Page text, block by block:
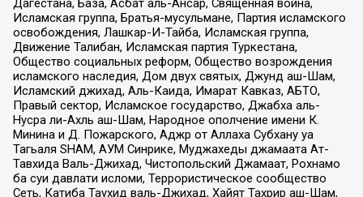
Дагестана, База, Асбат аль-Ансар, Священная война,
Исламская группа, Братья-мусульмане, Партия исламского
освобождения, Лашкар-И-Тайба, Исламская группа,
Движение Талибан, Исламская партия Туркестана,
Общество социальных реформ, Общество возрождения
исламского наследия, Дом двух святых, Джунд аш-Шам,
Исламский джихад, Аль-Каида, Имарат Кавказ, АБТО,
Правый сектор, Исламское государство, Джабха аль-
Нусра ли-Ахль аш-Шам, Народное ополчение имени К.
Минина и Д. Пожарского, Аджр от Аллаха Субхану уа
Тагьаля SHAM, АУМ Синрике, Муджахеды джамаата Ат-
Тавхида Валь-Джихад, Чистопольский Джамаат, Рохнамо
ба суи давлати исломи, Террористическое сообщество
Сеть, Катиба Таухид валь-Джихад, Хайят Тахрир аш-Шам,